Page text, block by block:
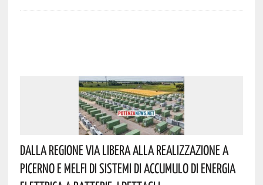
Dalla Regione Via Libera Alla Realizzazione A
Picerno E Melfi Di Sistemi Di Accumulo Di Energia